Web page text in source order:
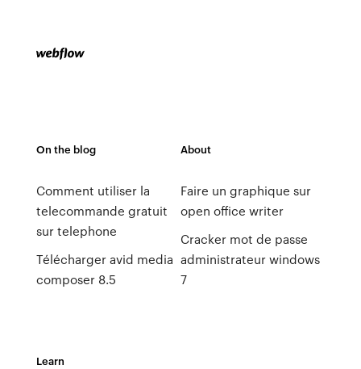
On the blog
Comment utiliser la
telecommande gratuit
sur telephone
Télécharger avid media
composer 8.5
About
Faire un graphique sur
open office writer
Cracker mot de passe
administrateur windows
7
Learn